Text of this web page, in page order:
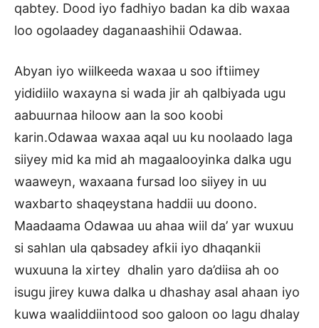
qabtey. Dood iyo fadhiyo badan ka dib waxaa
loo ogolaadey daganaashihii Odawaa.
Abyan iyo wiilkeeda waxaa u soo iftiimey
yididiilo waxayna si wada jir ah qalbiyada ugu
aabuurnaa hiloow aan la soo koobi
karin.Odawaa waxaa aqal uu ku noolaado laga
siiyey mid ka mid ah magaalooyinka dalka ugu
waaweyn, waxaana fursad loo siiyey in uu
waxbarto shaqeystana haddii uu doono.
Maadaama Odawaa uu ahaa wiil da’ yar wuxuu
si sahlan ula qabsadey afkii iyo dhaqankii
wuxuuna la xirtey dhalin yaro da’diisa ah oo
isugu jirey kuwa dalka u dhashay asal ahaan iyo
kuwa waaliddiintood soo galoon oo lagu dhalay